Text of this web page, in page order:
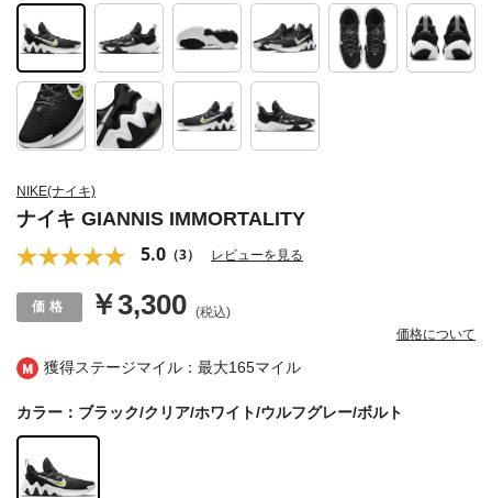
獲得ステージマイル：最大165マイル
NIKE(ナイキ)
ナイキ GIANNIS IMMORTALITY
5.0 （3） レビューを見る
￥3,300 (税込)
価格について
カラー：ブラック/クリア/ホワイト/ウルフグレー/ボルト